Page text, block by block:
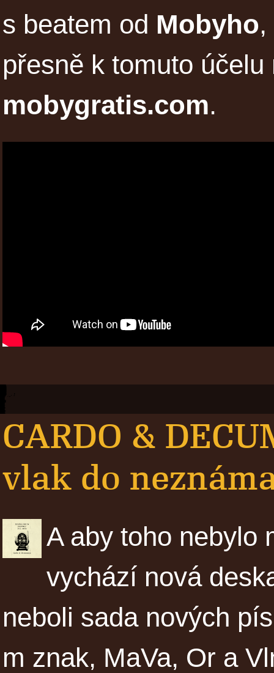
s beatem od Mobyho
přesně k tomuto účelu
mobygratis.com.
CARDO &
vlak do
A aby toho nebylo
vychází nová
neboli sada nových
m znak, MaVa, Or a